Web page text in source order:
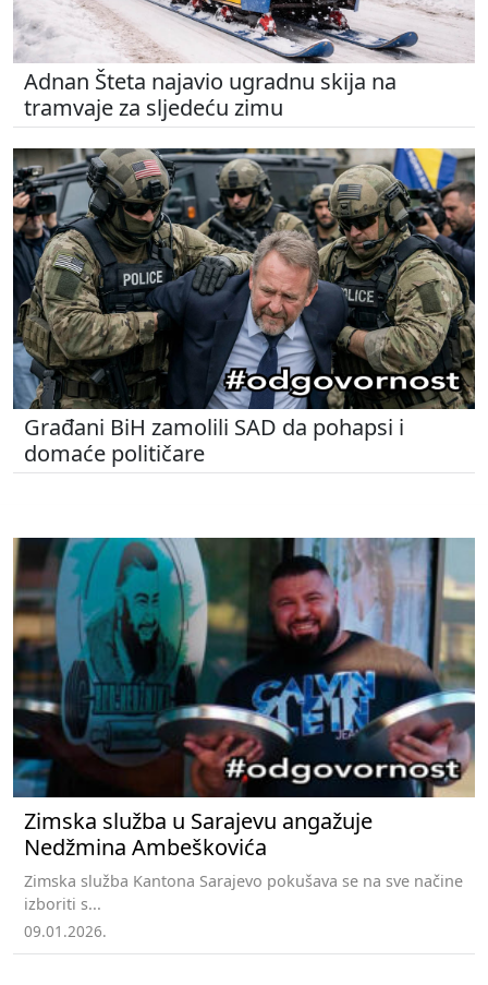
Adnan Šteta najavio ugradnu skija na
tramvaje za sljedeću zimu
Građani BiH zamolili SAD da pohapsi i
domaće političare
Zimska služba u Sarajevu angažuje
Nedžmina Ambeškovića
Zimska služba Kantona Sarajevo pokušava se na sve načine
izboriti s...
09.01.2026.